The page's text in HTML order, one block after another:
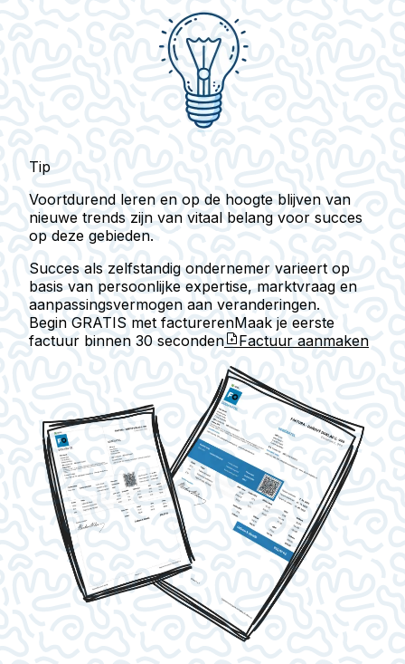
Tip
Voortdurend leren en op de hoogte blijven van
nieuwe trends zijn van vitaal belang voor succes
op deze gebieden.
Succes als zelfstandig ondernemer varieert op
basis van persoonlijke expertise, marktvraag en
aanpassingsvermogen aan veranderingen.
Begin GRATIS met facturerenMaak je eerste
factuur binnen 30 seconden Factuur aanmaken